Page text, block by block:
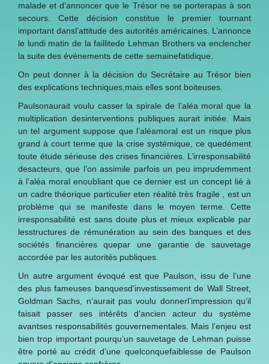
malade et d’annoncer que le Trésor ne se porterapas à son
secours. Cette décision constitue le premier tournant
important dansl’attitude des autorités américaines. L’annonce
le lundi matin de la faillitede Lehman Brothers va enclencher
la suite des événements de cette semainefatidique.
On peut donner à la décision du Secrétaire au Trésor bien
des explications techniques,mais elles sont boiteuses.
Paulsonaurait voulu casser la spirale de l’aléa moral que la
multiplication desinterventions publiques aurait initiée. Mais
un tel argument suppose que l’aléamoral est un risque plus
grand à court terme que la crise systémique, ce quedément
toute étude sérieuse des crises financières. L’irresponsabilité
desacteurs, que l’on assimile parfois un peu imprudemment
à l’aléa moral enoubliant que ce dernier est un concept lié à
un cadre théorique particulier eten réalité très fragile , est un
problème qui se manifeste dans le moyen terme. Cette
irresponsabilité est sans doute plus et mieux explicable par
lesstructures de rémunération au sein des banques et des
sociétés financières quepar une garantie de sauvetage
accordée par les autorités publiques.
Un autre argument évoqué est que Paulson, issu de l’une
des plus fameuses banquesd’investissement de Wall Street,
Goldman Sachs, n’aurait pas voulu donnerl’impression qu’il
faisait passer ses intérêts d’ancien acteur du système
avantses responsabilités gouvernementales. Mais l’enjeu est
bien trop important pourqu’un sauvetage de Lehman puisse
être porté au crédit d’une quelconquefaiblesse de Paulson